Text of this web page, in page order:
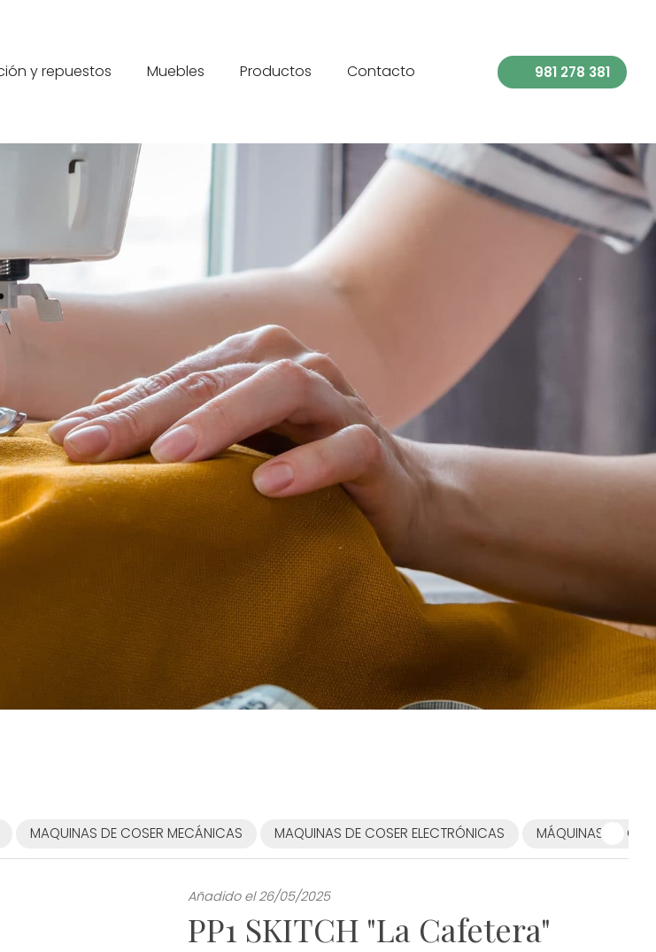
y repuestos Muebles Productos Contacto 981 278 381
MAQUINAS DE COSER MECÁNICAS MAQUINAS DE COSER ELECTRÓNICAS MÁQUINAS DE
PP1 SKITCH "La Cafetera"
Añadido el 26/05/2025